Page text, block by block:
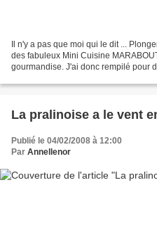
Il n'y a pas que moi qui le dit ...
des fabuleux Mini Cuisine
gourmandise. J'ai donc rempilé pour
La pralinoise a le vent
Publié le 04/02/2008 à 12:00
Par Annellenor